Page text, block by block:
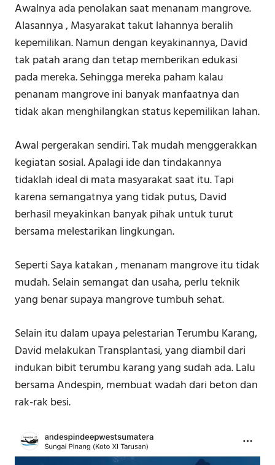
Awalnya ada penolakan saat menanam mangrove.
Alasannya , Masyarakat takut lahannya beralih
kepemilikan. Namun dengan keyakinannya, David
tak patah arang dan tetap memberikan edukasi
pada mereka. Sehingga mereka paham kalau
penanam mangrove ini banyak manfaatnya dan
tidak akan menghilangkan status kepemilikan lahan.
Awal pergerakan sendiri. Tak mudah menggerakkan
kegiatan sosial. Apalagi ide dan tindakannya
tidaklah ideal di mata masyarakat saat itu. Tapi
karena semangatnya yang tidak putus, David
berhasil meyakinkan banyak pihak untuk turut
bersama melestarikan lingkungan.
Seperti Saya katakan , menanam mangrove itu tidak
mudah. Selain semangat dan usaha, perlu teknik
yang benar supaya mangrove tumbuh sehat.
Selain itu dalam upaya pelestarian Terumbu Karang,
David melakukan Transplantasi, yang diambil dari
indukan bibit terumbu karang yang sudah ada. Lalu
bersama Andespin, membuat wadah dari beton dan
rak-rak besi.